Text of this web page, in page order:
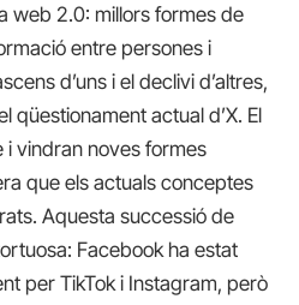
web 2.0: millors formes de
entre persones i
d’uns i el declivi d’altres,
qüestionament actual d’X. El
i vindran noves formes
que els actuals conceptes
Aquesta successió de
Facebook ha estat
per TikTok i Instagram, però